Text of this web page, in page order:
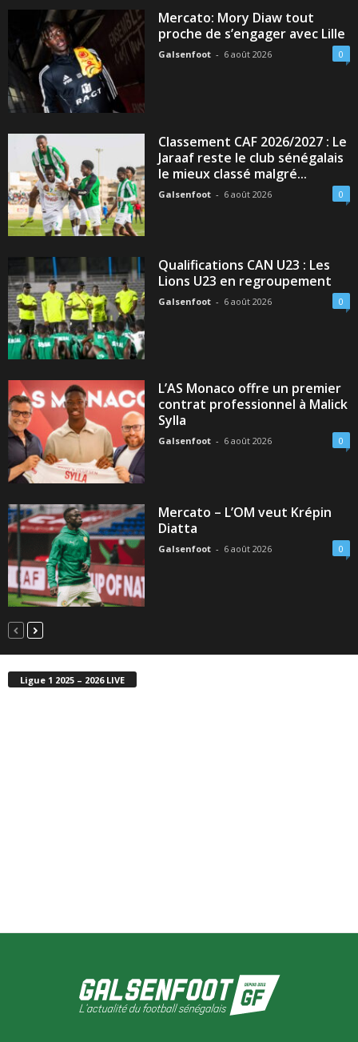
Mercato: Mory Diaw tout
proche de s’engager avec Lille
Galsenfoot - 6 août 2026 0
Classement CAF 2026/2027 : Le
Jaraaf reste le club sénégalais
le mieux classé malgré...
Galsenfoot - 6 août 2026 0
Qualifications CAN U23 : Les
Lions U23 en regroupement
Galsenfoot - 6 août 2026 0
L’AS Monaco offre un premier
contrat professionnel à Malick
Sylla
Galsenfoot - 6 août 2026 0
Mercato – L’OM veut Krépin
Diatta
Galsenfoot - 6 août 2026 0
Ligue 1 2025 – 2026 LIVE